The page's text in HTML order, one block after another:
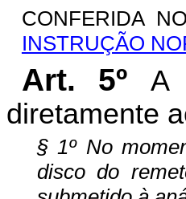
CONFERIDA
INSTRUÇÃO
Art. 5º
A
diretamente
§ 1º No
disco do